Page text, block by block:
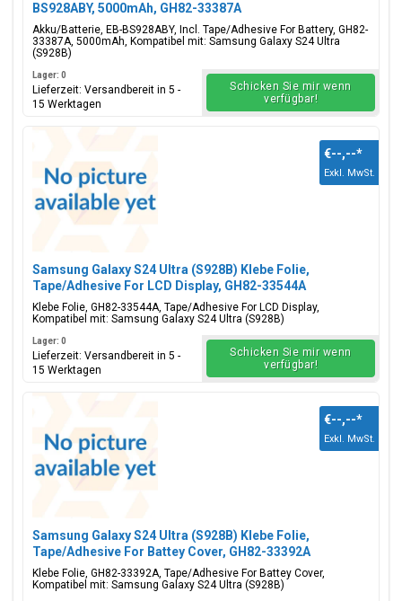
BS928ABY, 5000mAh, GH82-33387A
Akku/Batterie, EB-BS928ABY, Incl. Tape/Adhesive For Battery, GH82-
33387A, 5000mAh, Kompatibel mit: Samsung Galaxy S24 Ultra
(S928B)
Lager: 0
Lieferzeit: Versandbereit in 5 -
15 Werktagen
Schicken Sie mir wenn
verfügbar!
Samsung Galaxy S24 Ultra (S928B) Klebe Folie,
Tape/Adhesive For LCD Display, GH82-33544A
Klebe Folie, GH82-33544A, Tape/Adhesive For LCD Display,
Kompatibel mit: Samsung Galaxy S24 Ultra (S928B)
€--,--*
Exkl. MwSt.
Lager: 0
Lieferzeit: Versandbereit in 5 -
15 Werktagen
Schicken Sie mir wenn
verfügbar!
Samsung Galaxy S24 Ultra (S928B) Klebe Folie,
Tape/Adhesive For Battey Cover, GH82-33392A
Klebe Folie, GH82-33392A, Tape/Adhesive For Battey Cover,
Kompatibel mit: Samsung Galaxy S24 Ultra (S928B)
€--,--*
Exkl. MwSt.